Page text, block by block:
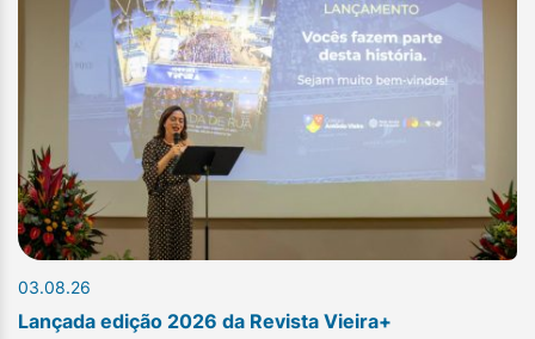
03.08.26
Lançada edição 2026 da Revista Vieira+